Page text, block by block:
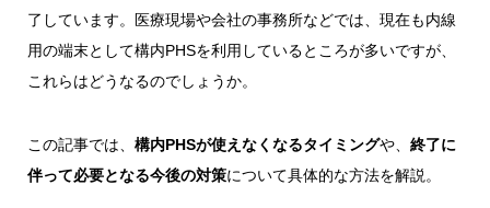
了しています。医療現場や会社の事務所などでは、現在も内線
用の端末として構内PHSを利用しているところが多いですが、
これらはどうなるのでしょうか。
この記事では、 構内PHSが使えなくなるタイミングや、 終了に
伴って必要となる今後の対策について具体的な方法を解説。